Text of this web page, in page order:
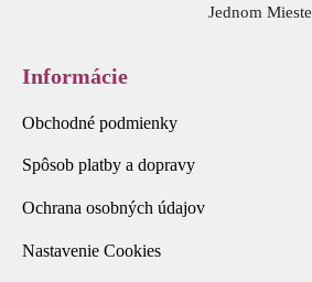
Jednom Mieste
Informácie
Obchodné podmienky
Spôsob platby a dopravy
Ochrana osobných údajov
Nastavenie Cookies